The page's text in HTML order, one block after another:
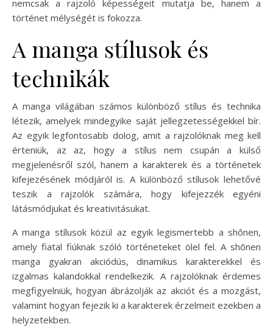
nemcsak a rajzoló képességeit mutatja be, hanem a
történet mélységét is fokozza.
A manga stílusok és
technikák
A manga világában számos különböző stílus és technika
létezik, amelyek mindegyike saját jellegzetességekkel bír.
Az egyik legfontosabb dolog, amit a rajzolóknak meg kell
érteniük, az az, hogy a stílus nem csupán a külső
megjelenésről szól, hanem a karakterek és a történetek
kifejezésének módjáról is. A különböző stílusok lehetővé
teszik a rajzolók számára, hogy kifejezzék egyéni
látásmódjukat és kreativitásukat.
A manga stílusok közül az egyik legismertebb a shōnen,
amely fiatal fiúknak szóló történeteket ölel fel. A shōnen
manga gyakran akciódús, dinamikus karakterekkel és
izgalmas kalandokkal rendelkezik. A rajzolóknak érdemes
megfigyelniük, hogyan ábrázolják az akciót és a mozgást,
valamint hogyan fejezik ki a karakterek érzelmeit ezekben a
helyzetekben.